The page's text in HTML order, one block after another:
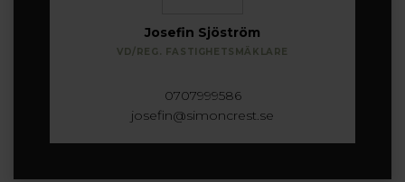
Josefin Sjöström
VD/REG. FASTIGHETSMÄKLARE
0707999586
josefin@simoncrest.se